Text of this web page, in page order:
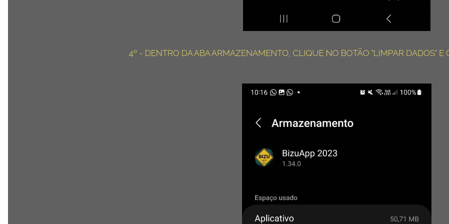
4º - DENTRO DA ABA ARMAZENAMENTO, CLIQUE NO BOTÃO "LIMPAR DADOS" E